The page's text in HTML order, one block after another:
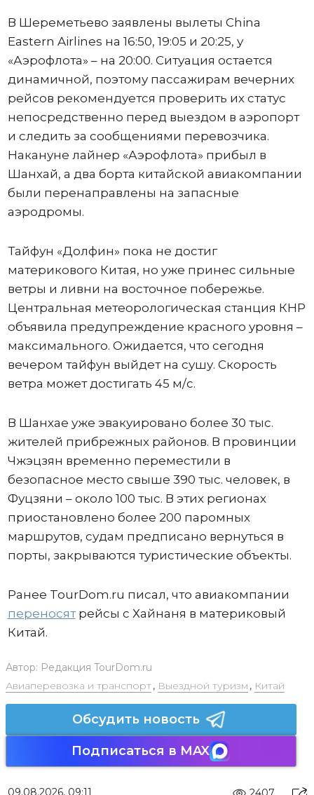
В Шереметьево заявлены вылеты China
Eastern Airlines на 16:50, 19:05 и 20:25, у
«Аэрофлота» – на 20:00. Ситуация остается
динамичной, поэтому пассажирам вечерних
рейсов рекомендуется проверить их статус
непосредственно перед выездом в аэропорт
и следить за сообщениями перевозчика.
Накануне лайнер «Аэрофлота» прибыл в
Шанхай, а два борта китайской авиакомпании
были перенаправлены на запасные
аэродромы.
Тайфун «Долфин» пока не достиг
материкового Китая, но уже принес сильные
ветры и ливни на восточное побережье.
Центральная метеорологическая станция КНР
объявила предупреждение красного уровня –
максимального. Ожидается, что сегодня
вечером тайфун выйдет на сушу. Скорость
ветра может достигать 45 м/с.
В Шанхае уже эвакуировано более 30 тыс.
жителей прибрежных районов. В провинции
Чжэцзян временно переместили в
безопасное место свыше 390 тыс. человек, в
Фуцзяни – около 100 тыс. В этих регионах
приостановлено более 200 паромных
маршрутов, судам предписано вернуться в
порты, закрываются туристические объекты.
Ранее TourDom.ru писал, что авиакомпании
переносятрейсы с Хайнаня в материковый
Китай.
Автор: Редакция TourDom.ru
Авиаперевозка и транспорт, Выездной туризм , Китай
Обсудить новость
Подписаться в MAX
09.08.2026, 09:11